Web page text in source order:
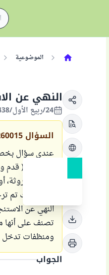
الموضوعية
النهي عن
24/ربيع الأول/1438 الموافق 23/ديسمبر/2016
السؤال
عنه قال: (
بعظم، أو
ذلك) حيث تم
النهي عن
تصنف على أنها
ومنظفات تدخل
الجواب